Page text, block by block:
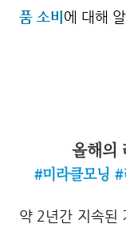
품 소비 에 대해
올해의
#미라클모닝
약 2년간 지속된